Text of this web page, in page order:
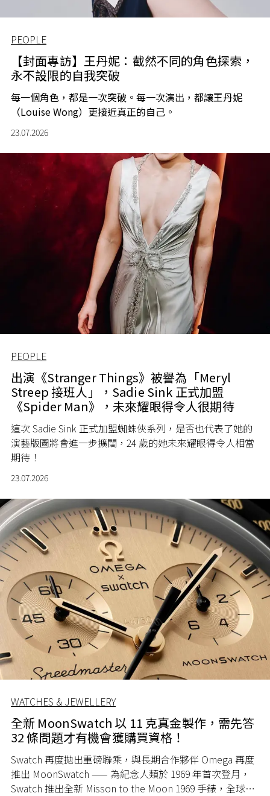
PEOPLE
【封面專訪】王丹妮：截然不同的角色探索，
永不設限的自我突破
每一個角色，都是一次突破。每一次演出，都讓王丹妮
（Louise Wong）更接近真正的自己。
23.07.2026
PEOPLE
出演《Stranger Things》被譽為「Meryl
Streep 接班人」，Sadie Sink 正式加盟
《Spider Man》，未來耀眼得令人很期待
這次 Sadie Sink 正式加盟蜘蛛俠系列，是否也代表了她的
演藝版圖將會進一步擴闊，24 歲的她未來耀眼得令人相當
期待！
23.07.2026
WATCHES & JEWELLERY
全新 MoonSwatch 以 11 克真金製作，需先答
32 條問題才有機會獲購買資格！
Swatch 再度拋出重磅聯乘，與長期合作夥伴 Omega 再度
推出 MoonSwatch —— 為紀念人類於 1969 年首次登月，
Swatch 推出全新 Misson to the Moon 1969 手錶，全球限